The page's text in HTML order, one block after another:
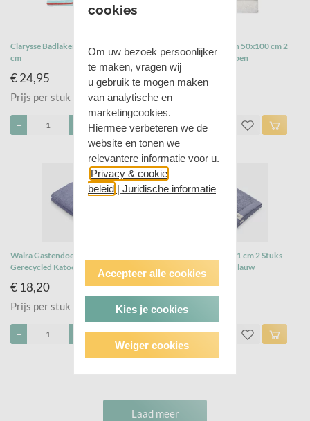
Clarysse Badlaken Gestreept 90x170
cm
€ 24,95
Prijs per stuk
Ten Cate Handdoeken 50x100 cm 2
Stuks Wit/100% Katoen
€ 24,49
Prijs per stuk
Walra Gastendoek 30x50 cm 2 Stuks
Gerecycled Katoen/Blauw
€ 18,20
Prijs per stuk
Walra Washand 16x21 cm 2 Stuks
Gerecycled Katoen/Blauw
€ 14,09
Prijs per stuk
Laad meer
cookies
Om uw bezoek persoonlijker
te maken, vragen wij
u gebruik te mogen maken
van analytische en
marketingcookies.
Hiermee verbeteren we de
website en tonen we
relevantere informatie voor u.
Privacy & cookie
beleid | Juridische informatie
Accepteer alle cookies
Kies je cookies
Weiger cookies